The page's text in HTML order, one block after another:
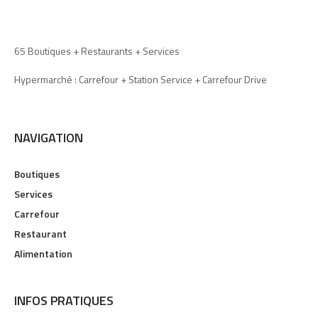
65 Boutiques + Restaurants + Services
Hypermarché : Carrefour + Station Service + Carrefour Drive
NAVIGATION
Boutiques
Services
Carrefour
Restaurant
Alimentation
INFOS PRATIQUES